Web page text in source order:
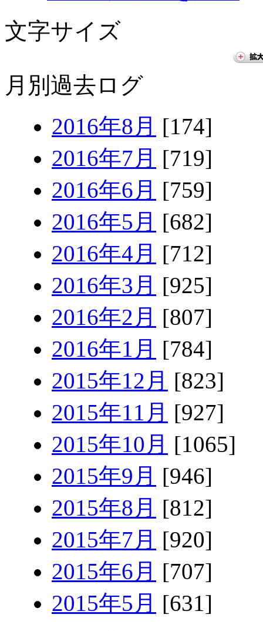
文字サイズ
月別過去ログ
2016年8月 [174]
2016年7月 [719]
2016年6月 [759]
2016年5月 [682]
2016年4月 [712]
2016年3月 [925]
2016年2月 [807]
2016年1月 [784]
2015年12月 [823]
2015年11月 [927]
2015年10月 [1065]
2015年9月 [946]
2015年8月 [812]
2015年7月 [920]
2015年6月 [707]
2015年5月 [631]